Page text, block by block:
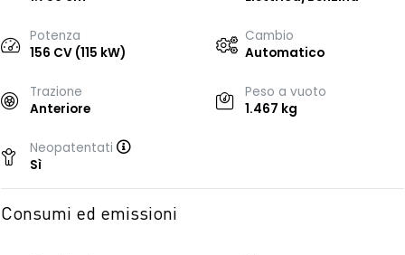
Potenza
156 CV (115 kW)
Cambio
Automatico
Trazione
Anteriore
Peso a vuoto
1.467 kg
Neopatentati
Sì
Consumi ed emissioni